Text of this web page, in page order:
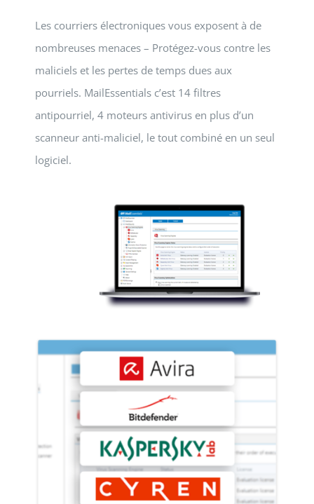
Les courriers électroniques vous exposent à de
nombreuses menaces – Protégez-vous contre les
maliciels et les pertes de temps dues aux
pourriels. MailEssentials c’est 14 filtres
antipourriel, 4 moteurs antivirus en plus d’un
scanneur anti-maliciel, le tout combiné en un seul
logiciel.